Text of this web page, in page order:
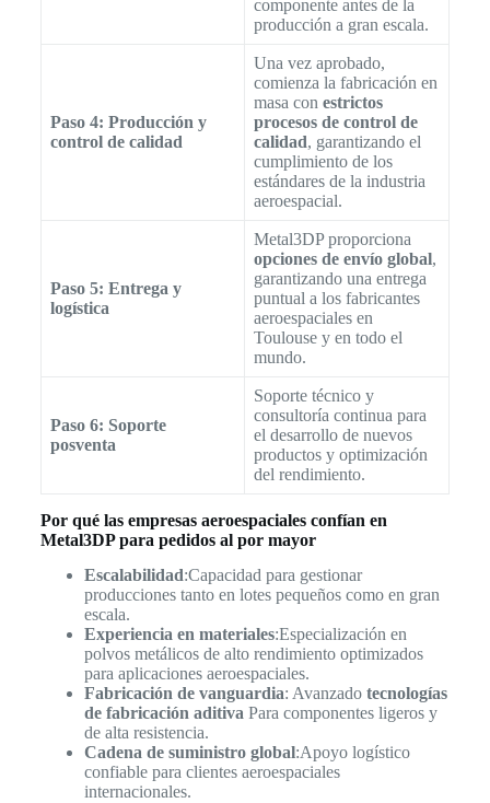
componente antes de la
producción a gran escala.
Paso 4: Producción y
control de calidad
Una vez aprobado,
comienza la fabricación en
masa con estrictos
procesos de control de
calidad, garantizando el
cumplimiento de los
estándares de la industria
aeroespacial.
Paso 5: Entrega y
logística
Metal3DP proporciona
opciones de envío global,
garantizando una entrega
puntual a los fabricantes
aeroespaciales en
Toulouse y en todo el
mundo.
Paso 6: Soporte
posventa
Soporte técnico y
consultoría continua para
el desarrollo de nuevos
productos y optimización
del rendimiento.
Por qué las empresas aeroespaciales confían en
Metal3DP para pedidos al por mayor
Escalabilidad:Capacidad para gestionar
producciones tanto en lotes pequeños como en gran
escala.
Experiencia en materiales:Especialización en
polvos metálicos de alto rendimiento optimizados
para aplicaciones aeroespaciales.
Fabricación de vanguardia: Avanzado tecnologías
de fabricación aditiva Para componentes ligeros y
de alta resistencia.
Cadena de suministro global:Apoyo logístico
confiable para clientes aeroespaciales
internacionales.